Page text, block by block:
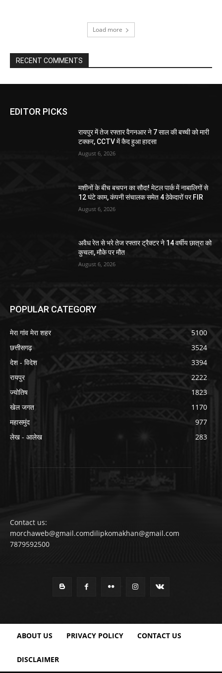
Load more
RECENT COMMENTS
EDITOR PICKS
रायपुर में तेज रफ्तार वैगनआर ने 7 साल की बच्ची को मारी
टक्कर, CCTV में कैद हुआ हादसा
August 6, 2026
मशीनों के बीच बचपन का सौदा! मेटल पार्क में नाबालिगों से
12 घंटे काम, कंपनी संचालक समेत 4 ठेकेदारों पर FIR
August 6, 2026
अवैध रेत से भरे तेज रफ्तार ट्रैक्टर ने 14 वर्षीय छात्रा को
कुचला, मौके पर मौत
August 6, 2026
POPULAR CATEGORY
मेरा गांव मेरा शहर
5100
छत्तीसगढ़
3524
देश - विदेश
3394
रायपुर
2222
ज्योतिष
1823
खेल जगत
1170
महासमुंद
977
लेख - आलेख
283
Contact us:
morchaweb@gmail.comdilipkomakhan@gmail.com
7879592500
ABOUT US PRIVACY POLICY CONTACT US
DISCLAIMER